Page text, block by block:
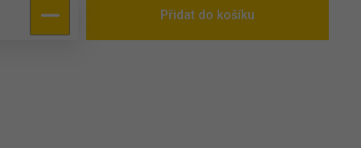
Přidat do košíku